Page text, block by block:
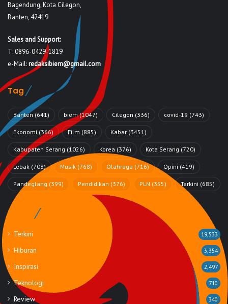
Bagendung, Kota Cilegon,
Banten, 42419
Sales and Support:
T: 0896-0429-1819
e-Mail:redaksibiem@gmail.com
Tag
Banten (641) biem(1047) Cilegon (336) covid-19 (743)
Ekonomi (366) Film (885) Kabar (3451)
Kabupaten Serang (1026) Korea (376) Kota Serang (720)
Lebak (708) Musik (768) Olahraga (716) Opini (419)
Pandeglang (399) Pendidikan (376) PLN (355) Terkini (685)
Rubrik
Terkini 19,533
Hiburan 3,354
Inspirasi 2,497
Teknologi 710
Review 340